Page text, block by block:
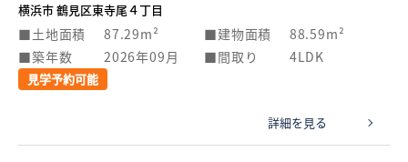
横浜市 鶴見区東寺尾４丁目
土地面積 87.29m² 建物面積
88.59m²
築年数
2026年09月 間取り 4LDK
見学予約可能
詳細を見る